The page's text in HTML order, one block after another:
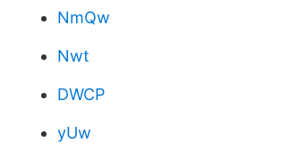
NmQw
Nwt
DWCP
yUw